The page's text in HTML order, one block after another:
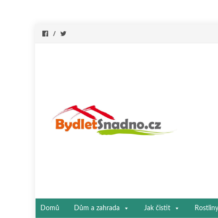
Přeskočit
Domů Dům a zahrada Jak čistit Rostliny